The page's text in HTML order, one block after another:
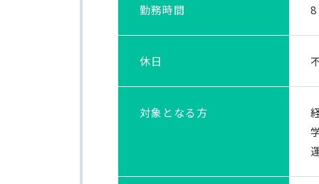
勤務時間
休日
対象と なる方